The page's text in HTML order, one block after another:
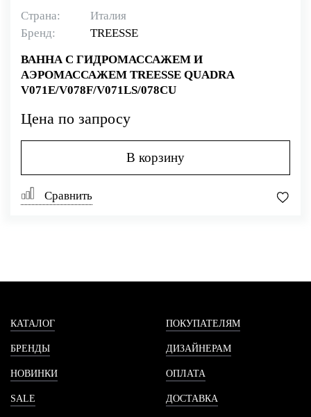
Страна:
Италия
Бренд:
TREESSE
ВАННА С ГИДРОМАССАЖЕМ И
АЭРОМАССАЖЕМ TREESSE QUADRA
V071E/V078F/V071LS/078CU
Цена по запросу
В корзину
Сравнить
КАТАЛОГ
БРЕНДЫ
НОВИНКИ
SALE
ПОКУПАТЕЛЯМ
ДИЗАЙНЕРАМ
ОПЛАТА
ДОСТАВКА